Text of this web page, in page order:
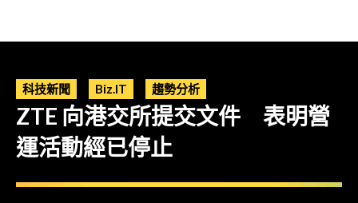
科技新聞 Biz.IT 趨勢分析
ZTE 向港交所提交文件 表明營
運活動經已停止